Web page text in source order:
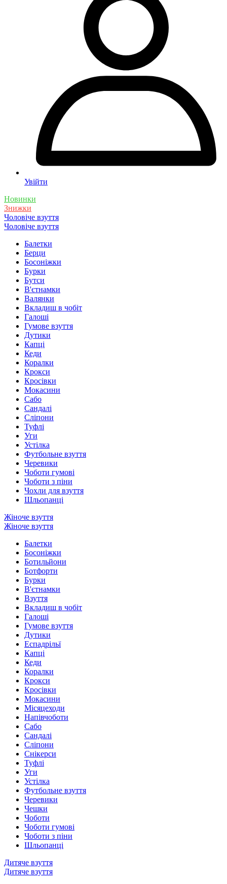
Увійти
Новинки
Знижки
Чоловіче взуття
Чоловіче взуття
Балетки
Берци
Босоніжки
Бурки
Бутси
В'єтнамки
Валянки
Вкладиш в чобіт
Галоші
Гумове взуття
Дутики
Капці
Кеди
Коралки
Крокси
Кросівки
Мокасини
Сабо
Сандалі
Сліпони
Туфлі
Уги
Устілка
Футбольне взуття
Черевики
Чоботи гумові
Чоботи з піни
Чохли для взуття
Шльопанці
Жіноче взуття
Жіноче взуття
Балетки
Босоніжки
Ботильйони
Ботфорти
Бурки
В'єтнамки
Взуття
Вкладиш в чобіт
Галоші
Гумове взуття
Дутики
Еспадрільї
Капці
Кеди
Коралки
Крокси
Кросівки
Мокасини
Місяцеходи
Напівчоботи
Сабо
Сандалі
Сліпони
Снікерси
Туфлі
Уги
Устілка
Футбольне взуття
Черевики
Чешки
Чоботи
Чоботи гумові
Чоботи з піни
Шльопанці
Дитяче взуття
Дитяче взуття